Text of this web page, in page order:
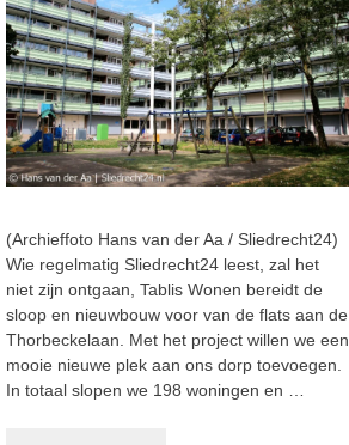
(Archieffoto Hans van der Aa / Sliedrecht24)
Wie regelmatig Sliedrecht24 leest, zal het
niet zijn ontgaan, Tablis Wonen bereidt de
sloop en nieuwbouw voor van de flats aan de
Thorbeckelaan. Met het project willen we een
mooie nieuwe plek aan ons dorp toevoegen.
In totaal slopen we 198 woningen en …